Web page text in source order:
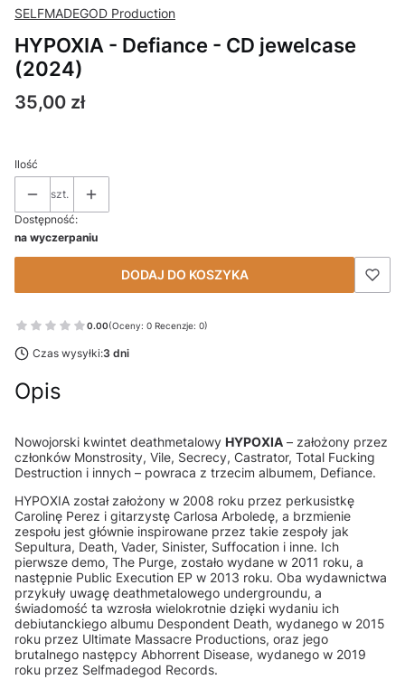
SELFMADEGOD Production
HYPOXIA - Defiance - CD jewelcase
(2024)
Cena
35,00 zł
Ilość
szt.
Dostępność:
na wyczerpaniu
DODAJ DO KOSZYKA
0.00(Oceny: 0 Recenzje: 0)
Czas wysyłki:3 dni
Opis
Nowojorski kwintet deathmetalowy HYPOXIA – założony przez
członków Monstrosity, Vile, Secrecy, Castrator, Total Fucking
Destruction i innych – powraca z trzecim albumem, Defiance.
HYPOXIA został założony w 2008 roku przez perkusistkę
Carolinę Perez i gitarzystę Carlosa Arboledę, a brzmienie
zespołu jest głównie inspirowane przez takie zespoły jak
Sepultura, Death, Vader, Sinister, Suffocation i inne. Ich
pierwsze demo, The Purge, zostało wydane w 2011 roku, a
następnie Public Execution EP w 2013 roku. Oba wydawnictwa
przykuły uwagę deathmetalowego undergroundu, a
świadomość ta wzrosła wielokrotnie dzięki wydaniu ich
debiutanckiego albumu Despondent Death, wydanego w 2015
roku przez Ultimate Massacre Productions, oraz jego
brutalnego następcy Abhorrent Disease, wydanego w 2019
roku przez Selfmadegod Records.